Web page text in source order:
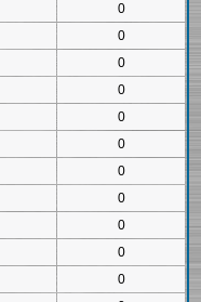
0
0
0
0
0
0
0
0
0
0
0